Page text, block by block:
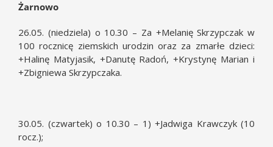
Żarnowo
26.05. (niedziela) o 10.30 – Za +Melanię Skrzypczak w
100 rocznicę ziemskich urodzin oraz za zmarłe dzieci:
+Halinę Matyjasik, +Danutę Radoń, +Krystynę Marian i
+Zbigniewa Skrzypczaka.
30.05. (czwartek) o 10.30 – 1) +Jadwiga Krawczyk (10
rocz.);